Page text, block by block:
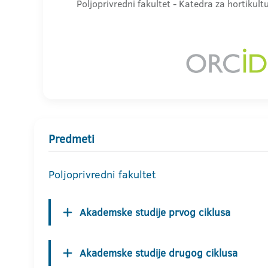
Poljoprivredni fakultet - Katedra za
Predmeti
Poljoprivredni fakultet
Akademske studije prvog ciklusa
Akademske studije drugog ciklusa